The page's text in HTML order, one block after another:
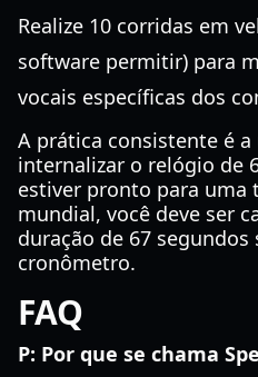
Realize 10 corridas em
software permitir) para
vocais específicas dos
A prática consistente é
internalizar o relógio de
estiver pronto para uma
mundial, você deve ser
duração de 67
cronômetro.
FAQ
P: Por que se chama